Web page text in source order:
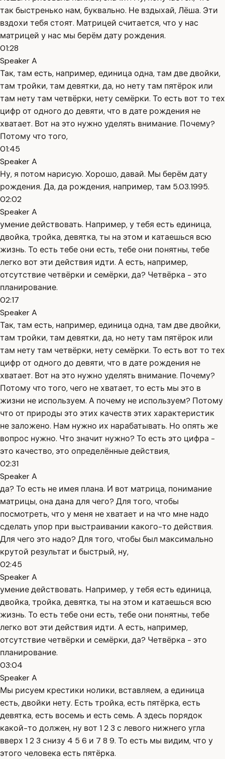
так быстренько нам, буквально. Не вздыхай, Лёша. Эти
вздохи тебя стоят. Матрицей считается, что у нас
матрицей у нас мы берём дату рождения.
01:28
Speaker A
Так, там есть, например, единица одна, там две двойки,
там тройки, там девятки, да, но нету там пятёрок или
там нету там четвёрки, нету семёрки. То есть вот то тех
цифр от одного до девяти, что в дате рождения не
хватает. Вот на это нужно уделять внимание. Почему?
Потому что того,
01:45
Speaker A
Ну, я потом нарисую. Хорошо, давай. Мы берём дату
рождения. Да, да рождения, например, там 5.03.1995.
02:02
Speaker A
умение действовать. Например, у тебя есть единица,
двойка, тройка, девятка, ты на этом и катаешься всю
жизнь. То есть тебе они есть, тебе они понятны, тебе
легко вот эти действия идти. А есть, например,
отсутствие четвёрки и семёрки, да? Четвёрка - это
планирование.
02:17
Speaker A
Так, там есть, например, единица одна, там две двойки,
там тройки, там девятки, да, но нету там пятёрок или
там нету там четвёрки, нету семёрки. То есть вот то тех
цифр от одного до девяти, что в дате рождения не
хватает. Вот на это нужно уделять внимание. Почему?
Потому что того, чего не хватает, то есть мы это в
жизни не используем. А почему не используем? Потому
что от природы это этих качеств этих характеристик
не заложено. Нам нужно их нарабатывать. Но опять же
вопрос нужно. Что значит нужно? То есть это цифра -
это качество, это определённые действия,
02:31
Speaker A
да? То есть не имея плана. И вот матрица, понимание
матрицы, она дана для чего? Для того, чтобы
посмотреть, что у меня не хватает и на что мне надо
сделать упор при выстраивании какого-то действия.
Для чего это надо? Для того, чтобы был максимально
крутой результат и быстрый, ну,
02:45
Speaker A
умение действовать. Например, у тебя есть единица,
двойка, тройка, девятка, ты на этом и катаешься всю
жизнь. То есть тебе они есть, тебе они понятны, тебе
легко вот эти действия идти. А есть, например,
отсутствие четвёрки и семёрки, да? Четвёрка - это
планирование.
03:04
Speaker A
Мы рисуем крестики нолики, вставляем, а единица
есть, двойки нету. Есть тройка, есть пятёрка, есть
девятка, есть восемь и есть семь. А здесь порядок
какой-то должен, ну вот 1 2 3 с левого нижнего угла
вверх 1 2 3 снизу 4 5 6 и 7 8 9. То есть мы видим, что у
этого человека есть пятёрка.